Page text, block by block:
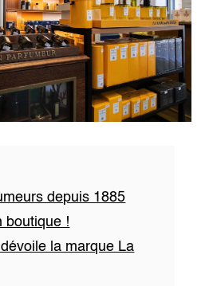
depuis 1885
boutique !
dévoile la marque La